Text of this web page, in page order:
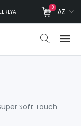
0 AZ
Soft Touch